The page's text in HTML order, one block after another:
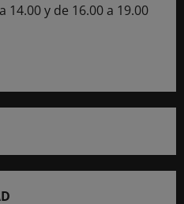
14.00 y de 16.00 a 19.00